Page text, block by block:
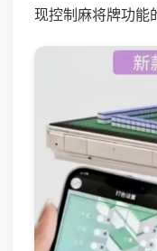
现控制麻将牌功能